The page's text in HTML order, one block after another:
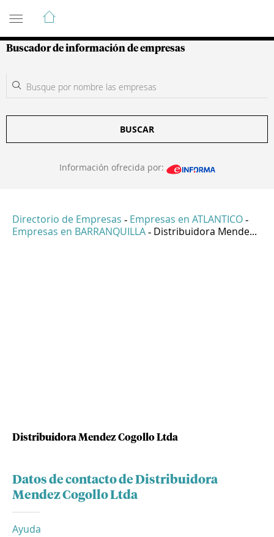
Guía de Empresas Colombianas
Buscador de información de empresas
BUSCAR
Información ofrecida por:
Directorio de Empresas - Empresas en ATLANTICO -
Empresas en BARRANQUILLA - Distribuidora Mende...
Distribuidora Mendez Cogollo Ltda
Datos de contacto de Distribuidora
Mendez Cogollo Ltda
Ayuda